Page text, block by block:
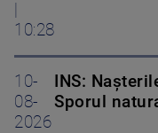
10:28
10-
08-
2026
INS:
Sporul